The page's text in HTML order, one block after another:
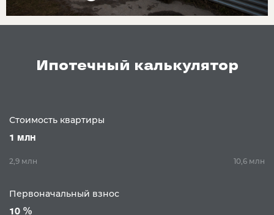
Ипотечный калькулятор
Стоимость квартиры
1 млн
2,9 млн 10,6 млн
Первоначальный взнос
10 %